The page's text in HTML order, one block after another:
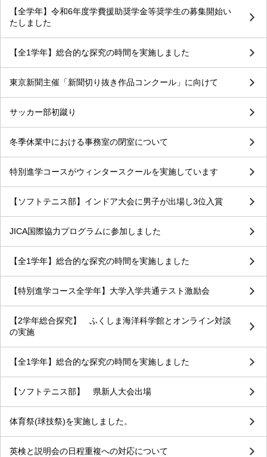
【全学年】令和6年度学費援助奨学金等奨学生の募集開始い
たしました
【全1学年】総合的な探究の時間を実施しました
東京新聞主催「新聞切り抜き作品コンクール」に向けて
サッカー部初蹴り
冬季休業中における事務室の閉室について
特別進学コースがウィンタースクールを実施しています
【ソフトテニス部】インドア大会に男子が出場し3位入賞
JICA国際協力プログラムに参加しました
【全1学年】総合的な探究の時間を実施しました
【特別進学コース全学年】大学入学共通テスト激励会
【2学年総合探究】 ふくしま海洋科学館とオンライン対談
の実施
【全1学年】総合的な探究の時間を実施しました
【ソフトテニス部】 県新人大会出場
体育祭(球技祭)を実施しました。
英検と説明会の日程重複への対応について